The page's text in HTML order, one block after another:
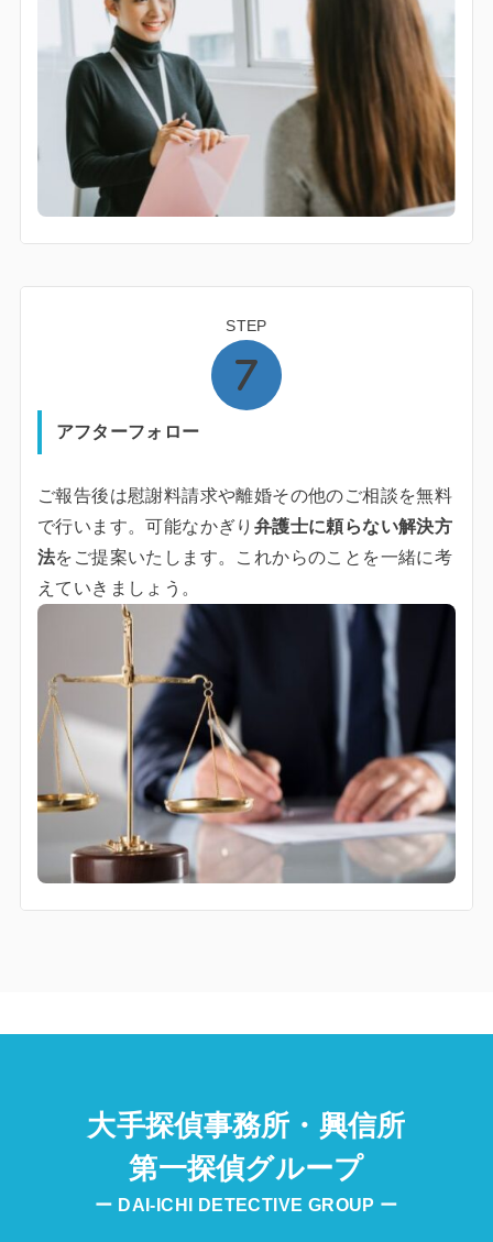
STEP
アフターフォロー
ご報告後は慰謝料請求や離婚その他のご相談を無料
で行います。可能なかぎり 弁護士に頼らない解決方
法をご提案いたします。これからのことを一緒に考
えていきましょう。
大手探偵事務所・興信所
第一探偵グループ
ー DAI-ICHI DETECTIVE GROUP ー